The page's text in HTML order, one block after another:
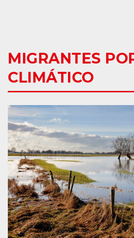
MIGRANTES
CLIMÁTICO